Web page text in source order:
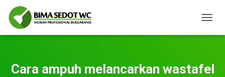
O
E
Cara ampuh melancarkan wastafel